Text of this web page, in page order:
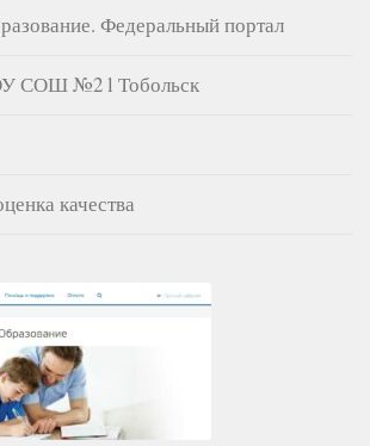
Федеральный портал
СОШ №2 l Тобольск
качества